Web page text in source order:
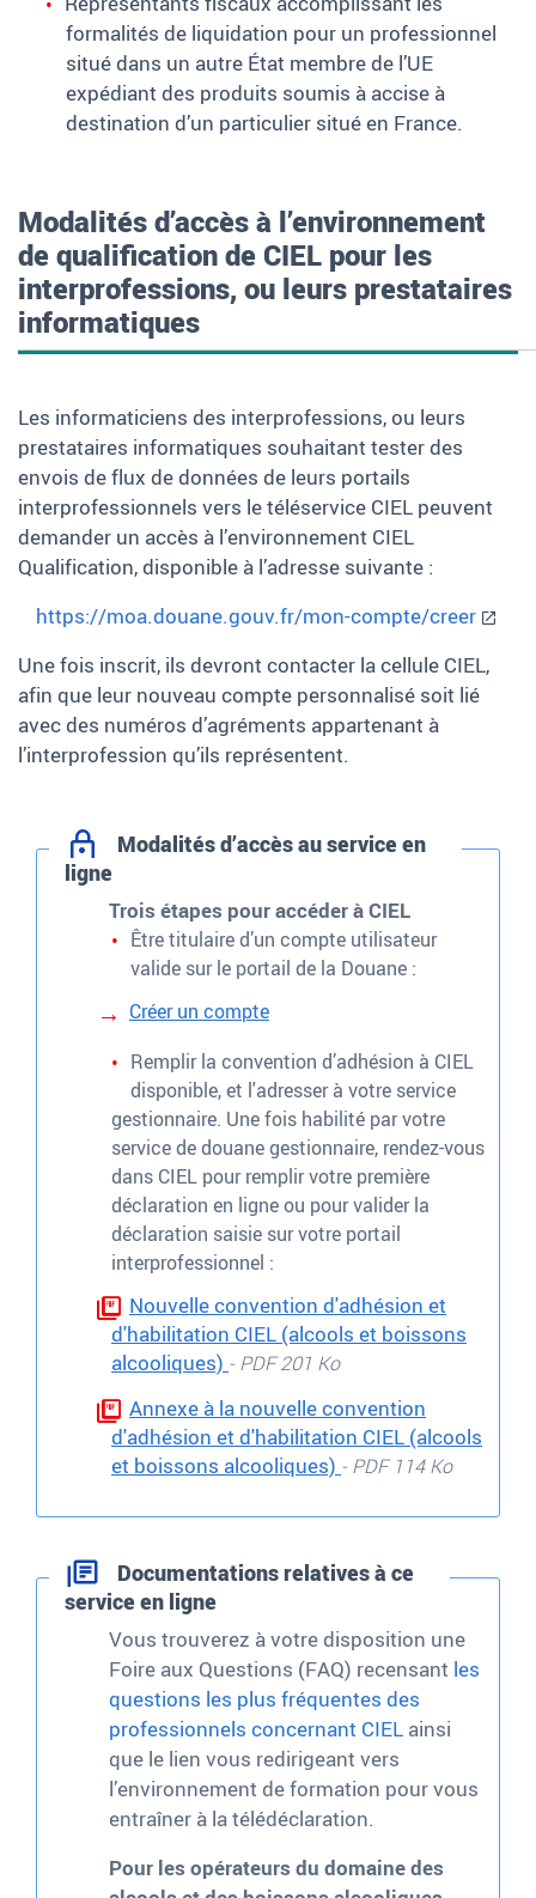
formalités de liquidation pour un professionnel
situé dans un autre État membre de l’UE
expédiant des produits soumis à accise à
destination d’un particulier situé en France.
Modalités d’accès à l’environnement
de qualification de CIEL pour les
interprofessions, ou leurs prestataires
informatiques
Les informaticiens des interprofessions, ou leurs
prestataires informatiques souhaitant tester des
envois de flux de données de leurs portails
interprofessionnels vers le téléservice CIEL peuvent
demander un accès à l’environnement CIEL
Qualification, disponible à l’adresse suivante :
https://moa.douane.gouv.fr/mon-compte/creer
Une fois inscrit, ils devront contacter la cellule CIEL,
afin que leur nouveau compte personnalisé soit lié
avec des numéros d’agréments appartenant à
l’interprofession qu’ils représentent.
Modalités d’accès au service en
ligne
Trois étapes pour accéder à CIEL
Être titulaire d’un compte utilisateur
valide sur le portail de la Douane :
Créer un compte
Remplir la convention d’adhésion à CIEL
disponible, et l'adresser à votre service
gestionnaire. Une fois habilité par votre
service de douane gestionnaire, rendez-vous
dans CIEL pour remplir votre première
déclaration en ligne ou pour valider la
déclaration saisie sur votre portail
interprofessionnel :
Nouvelle convention d'adhésion et
d'habilitation CIEL (alcools et boissons
alcooliques) - PDF 201 Ko
Annexe à la nouvelle convention
d'adhésion et d'habilitation CIEL (alcools
et boissons alcooliques) - PDF 114 Ko
Documentations relatives à ce
service en ligne
Vous trouverez à votre disposition une
Foire aux Questions (FAQ) recensant les
questions les plus fréquentes des
professionnels concernant CIEL ainsi
que le lien vous redirigeant vers
l’environnement de formation pour vous
entraîner à la télédéclaration.
Pour les opérateurs du domaine des